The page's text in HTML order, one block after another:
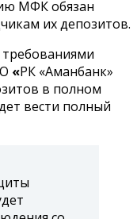
МФК обязан
их депозитов.
«РК «Аманбанк»
в полном
вести полный